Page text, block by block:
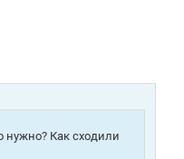
нужно? Как сходили